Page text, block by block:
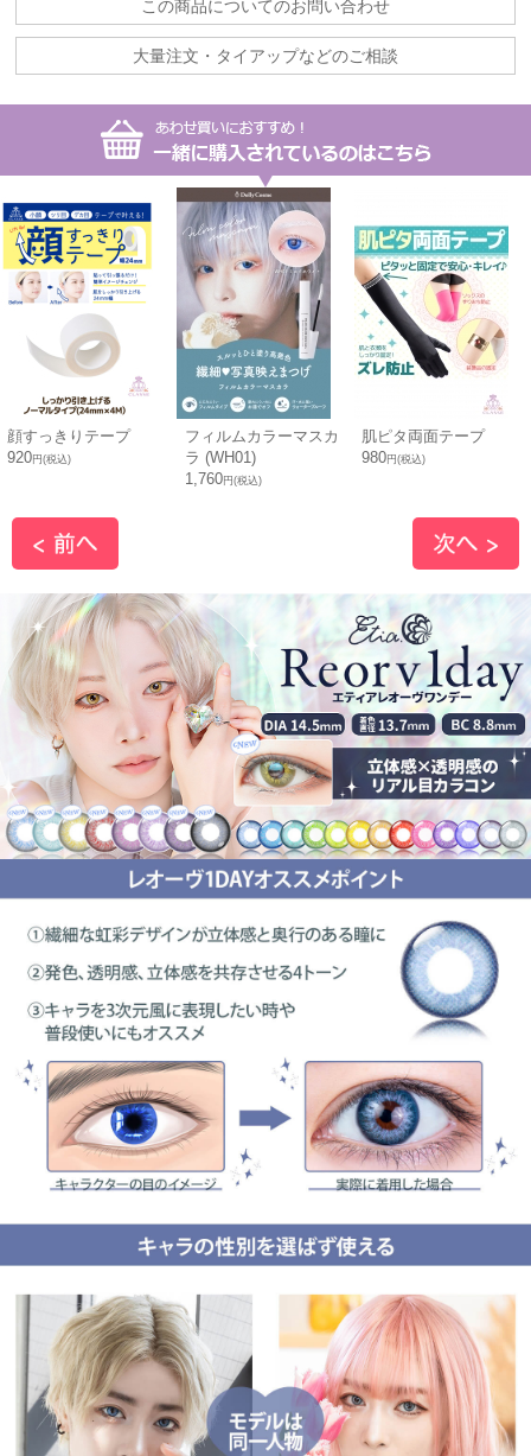
この商品についてのお問い合わせ
大量注文・タイアップなどのご相談
顔すっきりテープ
920円(税込)
フィルムカラーマスカ
ラ (WH01)
1,760円(税込)
肌ピタ両面テープ
980円(税込)